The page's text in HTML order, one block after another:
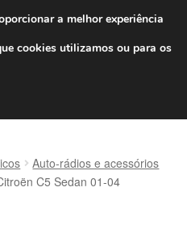
de 7 EUR
16h800 500 967
Auto-rádios e acessórios
C5 Sedan 01-04
a melhor experiência
cookies utilizamos ou para os